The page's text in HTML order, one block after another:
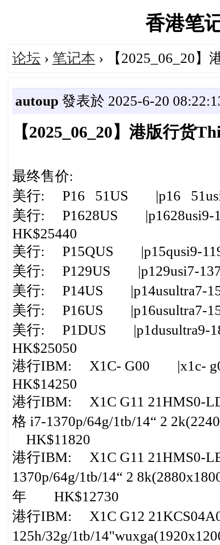
香港笔
论坛 › 笔记本 › 【2025_06_20
autoup 發表於 2025-6-20
【2025_06_20】港版行货
最终售价:
美行: P16 51US |p16
美行: P1628US |p1628usi9-
HK$25440
美行: P15QUS |p15qusi9-
美行: P129US |p129usi7-
美行: P14US |p14usultra7-
美行: P16US |p16usultra7-
美行: P1DUS |p1dusultra9-
HK$25050
港行IBM: X1C- G00 |x1c-
HK$14250
港行IBM: X1C G11 21HMS0-
格 i7-1370p/64g/1tb/14“ 2
HK$11820
港行IBM: X1C G11 21HMS0-
1370p/64g/1tb/14“ 2
年 HK$12730
港行IBM: X1C G12
125h/32g/1tb/